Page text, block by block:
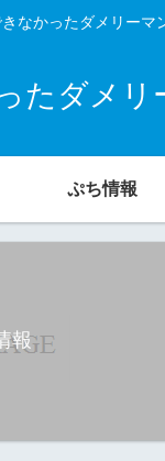
なかったダメリーマ
たダメ
ぷち情報
報